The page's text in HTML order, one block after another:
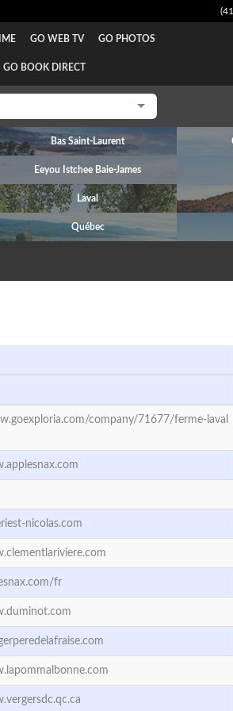
GO WEB TV GO PHOTOS
GO BOOK DIRECT
Bas Saint-Laurent
Eeyou Istchee Baie-James
Laval
Québec
company/71677/ferme-laval
nicolas.com
fr